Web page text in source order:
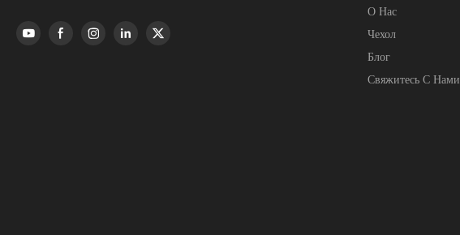
О Нас
Чехол
Блог
Свяжитесь С Нами